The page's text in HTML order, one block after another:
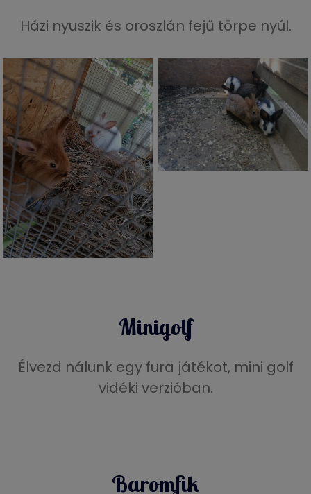
Házi nyuszik és oroszlán fejű törpe nyúl.
Minigolf
Élvezd nálunk egy fura játékot, mini golf
vidéki verzióban.
Baromfik